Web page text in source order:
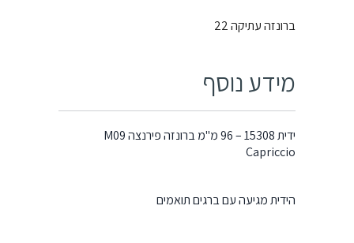
ברונזה עתיקה 22
מידע נוסף
ידית 15308 – 96 מ"מ ברונזה פירנצה M09
Capriccio
הידית מגיעה עם ברגים תואמים